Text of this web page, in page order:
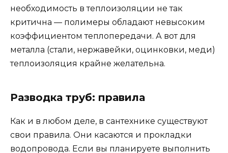
необходимость в теплоизоляции не так
критична — полимеры обладают невысоким
коэффициентом теплопередачи. А вот для
металла (стали, нержавейки, оцинковки, меди)
теплоизоляция крайне желательна.
Разводка труб: правила
Как и в любом деле, в сантехнике существуют
свои правила. Они касаются и прокладки
водопровода. Если вы планируете выполнить